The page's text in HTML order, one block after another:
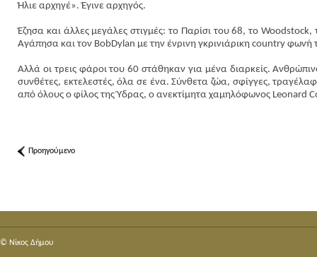
Ήλιε αρχηγέ». Έγινε αρχηγός.
Έζησα και άλλες μεγάλες στιγμές: το Παρίσι του 68, το
Αγάπησα και τον BobDylan με την ένρινη γκρινιάρικη country φωνή
Αλλά οι τρεις φάροι του 60 στάθηκαν για μένα διαρκείς.
συνθέτες, εκτελεστές, όλα σε ένα. Σύνθετα ζώα, σφίγγες,
από όλους ο φίλος της Ύδρας, ο ανεκτίμητα χαμηλόφωνος Leonard
Προηγούμενο
© Nίκος Δήμου